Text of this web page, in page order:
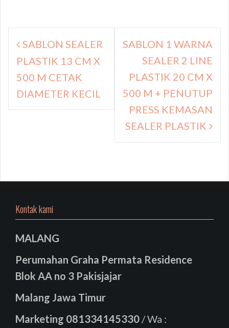
Navigasi
pos
SABLON SEALER
PLASTIK 13 CM X
500 M CETAK
DIAMETER KECIL
SABLON 1 WARNA
SEALER 2 LINE
PLASTIK 20 CM X
500 M + PENUTUP
PRESS KEMASAN
SEALER PLASTIK
Kontak kami
MALANG
Perumahan Graha Permata Residence
Blok AA no 3 Pakisjajar
Malang Jawa Timur
Marketing 081334145330 / Wa :